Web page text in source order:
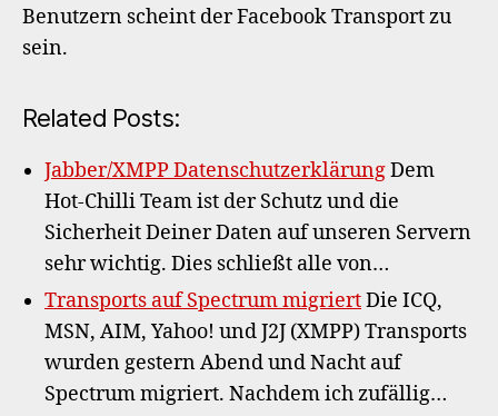
Benutzern scheint der Facebook Transport zu
sein.
Related Posts:
Jabber/XMPP DatenschutzerklärungDem
Hot-Chilli Team ist der Schutz und die
Sicherheit Deiner Daten auf unseren Servern
sehr wichtig. Dies schließt alle von…
Transports auf Spectrum migriertDie ICQ,
MSN, AIM, Yahoo! und J2J (XMPP) Transports
wurden gestern Abend und Nacht auf
Spectrum migriert. Nachdem ich zufällig…